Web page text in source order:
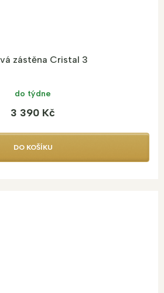
zástěna Cristal 3
do týdne
3 390 Kč
DO KOŠÍKU